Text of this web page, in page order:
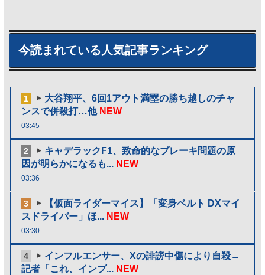
今読まれている人気記事ランキング
1
大谷翔平、6回1アウト満塁の勝ち越しのチャ
ンスで併殺打…他 NEW
03:45
2
キャデラックF1、致命的なブレーキ問題の原
因が明らかになるも... NEW
03:36
3
【仮面ライダーマイス】「変身ベルト DXマイ
スドライバー」ほ... NEW
03:30
4
インフルエンサー、Xの誹謗中傷により自殺→
記者「これ、インプ... NEW